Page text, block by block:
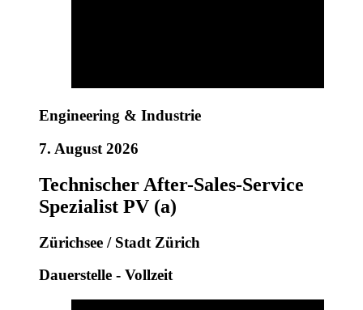
Engineering & Industrie
7. August 2026
Technischer After-Sales-Service
Spezialist PV (a)
Zürichsee / Stadt Zürich
Dauerstelle - Vollzeit